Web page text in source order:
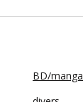
BD/manga